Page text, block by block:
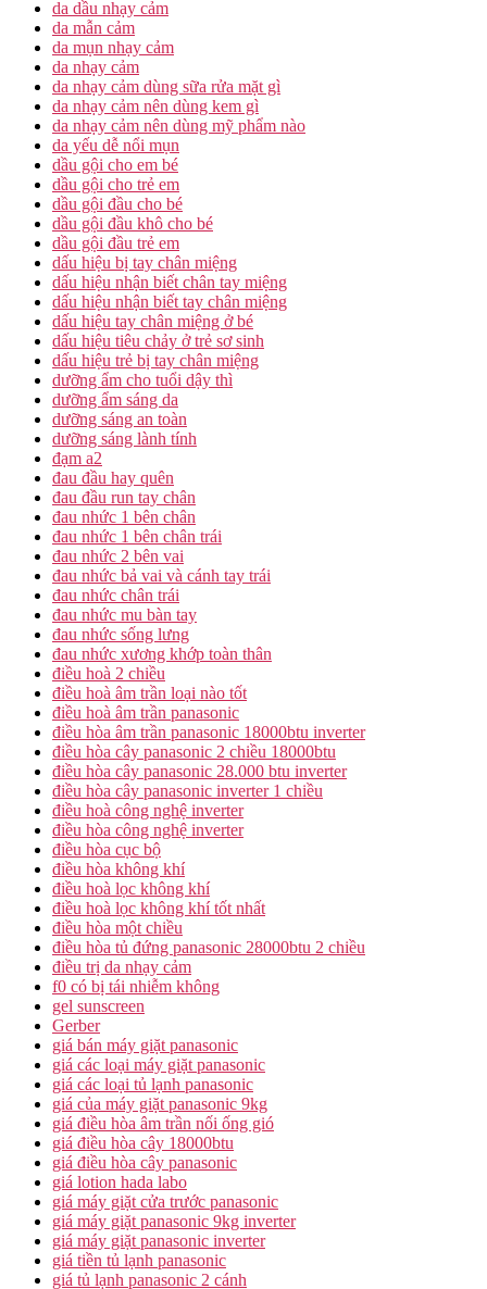
da dầu nhạy cảm
da mẫn cảm
da mụn nhạy cảm
da nhạy cảm
da nhạy cảm dùng sữa rửa mặt gì
da nhạy cảm nên dùng kem gì
da nhạy cảm nên dùng mỹ phẩm nào
da yếu dễ nổi mụn
dầu gội cho em bé
dầu gội cho trẻ em
dầu gội đầu cho bé
dầu gội đầu khô cho bé
dầu gội đầu trẻ em
dấu hiệu bị tay chân miệng
dấu hiệu nhận biết chân tay miệng
dấu hiệu nhận biết tay chân miệng
dấu hiệu tay chân miệng ở bé
dấu hiệu tiêu chảy ở trẻ sơ sinh
dấu hiệu trẻ bị tay chân miệng
dưỡng ẩm cho tuổi dậy thì
dưỡng ẩm sáng da
dưỡng sáng an toàn
dưỡng sáng lành tính
đạm a2
đau đầu hay quên
đau đầu run tay chân
đau nhức 1 bên chân
đau nhức 1 bên chân trái
đau nhức 2 bên vai
đau nhức bả vai và cánh tay trái
đau nhức chân trái
đau nhức mu bàn tay
đau nhức sống lưng
đau nhức xương khớp toàn thân
điều hoà 2 chiều
điều hoà âm trần loại nào tốt
điều hoà âm trần panasonic
điều hòa âm trần panasonic 18000btu inverter
điều hòa cây panasonic 2 chiều 18000btu
điều hòa cây panasonic 28.000 btu inverter
điều hòa cây panasonic inverter 1 chiều
điều hoà công nghệ inverter
điều hòa công nghệ inverter
điều hòa cục bộ
điều hòa không khí
điều hoà lọc không khí
điều hoà lọc không khí tốt nhất
điều hòa một chiều
điều hòa tủ đứng panasonic 28000btu 2 chiều
điều trị da nhạy cảm
f0 có bị tái nhiễm không
gel sunscreen
Gerber
giá bán máy giặt panasonic
giá các loại máy giặt panasonic
giá các loại tủ lạnh panasonic
giá của máy giặt panasonic 9kg
giá điều hòa âm trần nối ống gió
giá điều hòa cây 18000btu
giá điều hòa cây panasonic
giá lotion hada labo
giá máy giặt cửa trước panasonic
giá máy giặt panasonic 9kg inverter
giá máy giặt panasonic inverter
giá tiền tủ lạnh panasonic
giá tủ lạnh panasonic 2 cánh